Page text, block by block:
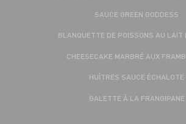
SAUCE GREEN GODDESS
BLANQUETTE DE POISSONS AU LAIT
CHEESECAKE MARBRÉ AUX
HUÎTRES SAUCE ÉCHALOTE
GALETTE À LA FRANGIPANE